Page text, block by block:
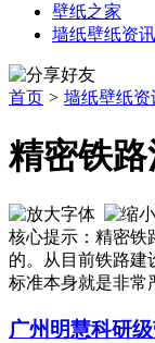
壁纸之家
墙纸壁纸资讯
首页 > 墙纸壁纸资
精密铁
核心提示：精密铁
的。从目前铁路建
标准本身就是非常
广州明慧科研